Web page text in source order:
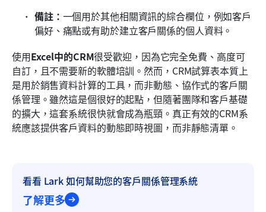
備註： 一個用於其他相關資訊的綜合欄位，例如客戶
偏好、痛點或有助於建立客戶關係的個人資料。
使用Excel中的CRM很受歡迎，因為它完全免費、高度可
自訂，且不需要新的軟體培訓。然而，CRM試算表本質上
是用於銷售資料計算的工具，而非動態、協作式的客戶關
係管理。雖然這是個很好的起點，但隨著團隊和客戶基礎
的擴大，這套系統很快就會成為瓶頸。真正有效的CRM系
統應該提供客戶資料的動態即時視圖，而非靜態清單。
看看 Lark 如何幫助您的客戶關係管理系統
了解更多